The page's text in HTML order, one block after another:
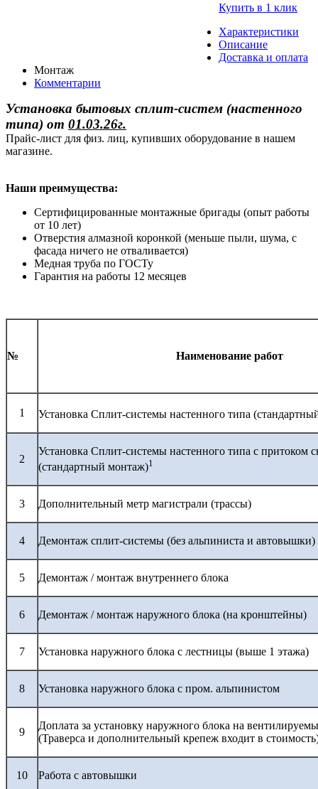
Купить в 1 клик
Характеристики
Описание
Доставка и оплата
Монтаж
Комментарии
Установка бытовых сплит-систем (настенного
типа) от 01.03.26г.
Прайс-лист для физ. лиц, купивших оборудование в нашем
магазине.
Наши преимущества:
Сертифицированные монтажные бригады (опыт работы
от 10 лет)
Отверстия алмазной коронкой (меньше пыли, шума, с
фасада ничего не отваливается)
Медная труба по ГОСТу
Гарантия на работы 12 месяцев
№ Наименование работ
1 Установка Сплит-системы настенного типа
2
Установка Сплит-системы настенного типа с притоком
(стандартный монтаж)1
3 Дополнительный метр магистрали (трассы)
4 Демонтаж сплит-системы (без альпиниста и автовышки)
5 Демонтаж / монтаж внутреннего блока
6 Демонтаж / монтаж наружного блока (на кронштейны)
7 Установка наружного блока с лестницы (выше 1 этажа)
8 Установка наружного блока с пром. альпинистом
9
Доплата за установку наружного блока на
(Траверса и дополнительный крепеж входит в
10 Работа с автовышки